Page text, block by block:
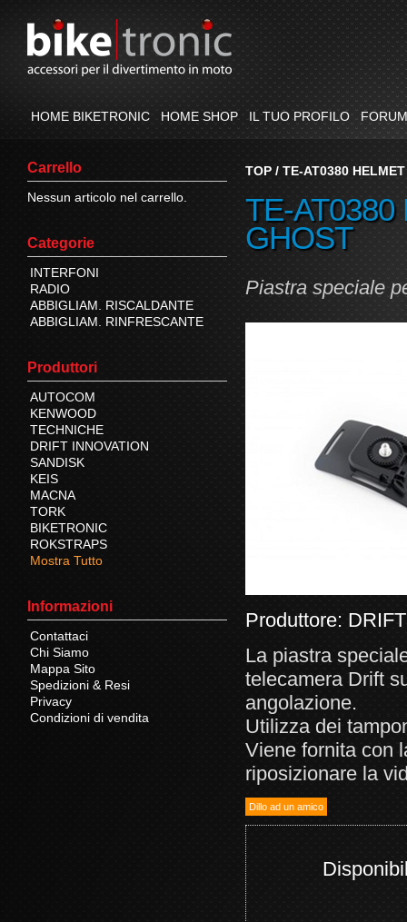
HOME BIKETRONIC HOME SHOP IL TUO PROFILO FORUM
Carrello
Nessun articolo nel carrello.
Categorie
INTERFONI
RADIO
ABBIGLIAM. RISCALDANTE
ABBIGLIAM. RINFRESCANTE
Produttori
AUTOCOM
KENWOOD
TECHNICHE
DRIFT INNOVATION
SANDISK
KEIS
MACNA
TORK
BIKETRONIC
ROKSTRAPS
Mostra Tutto
Informazioni
Contattaci
Chi Siamo
Mappa Sito
Spedizioni & Resi
Privacy
Condizioni di vendita
TOP / TE-AT0380
TE-AT0380
GHOST
Piastra speciale
Produttore:
La piastra
telecamera Drift
angolazione.
Utilizza dei
Viene fornita con
riposizionare la